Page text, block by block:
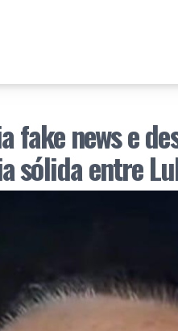
fake news e
sólida entre